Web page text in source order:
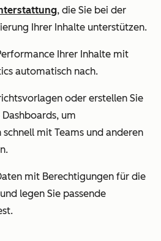
, die Sie bei der
Ihrer Inhalte unterstützen.
Ihrer Inhalte mit
automatisch nach.
oder erstellen Sie
um
mit Teams und anderen
mit Berechtigungen für die
legen Sie passende